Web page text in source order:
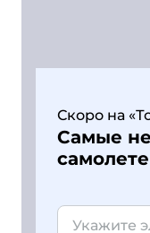
Скоро на
Самые
самолете